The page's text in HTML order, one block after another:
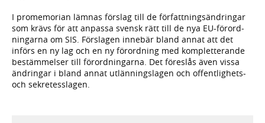
I promemorian lämnas förslag till de författ­nings­ändringar
som krävs för att anpassa svensk rätt till de nya EU-förord­
ningarna om SIS. Förslagen innebär bland annat att det
införs en ny lag och en ny förord­ning med komplet­terande
bestäm­melser till förord­ningarna. Det föreslås även vissa
ändringar i bland annat utlän­nings­lagen och offentlighets-
och sekretess­lagen.